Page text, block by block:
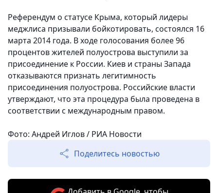
Референдум о статусе Крыма, который лидеры
меджлиса призывали бойкотировать, состоялся 16
марта 2014 года. В ходе голосования более 96
процентов жителей полуострова выступили за
присоединение к России. Киев и страны Запада
отказываются признать легитимность
присоединения полуострова. Российские власти
утверждают, что эта процедура была проведена в
соответствии с международным правом.
Фото: Андрей Иглов / РИА Новости
Поделитесь новостью